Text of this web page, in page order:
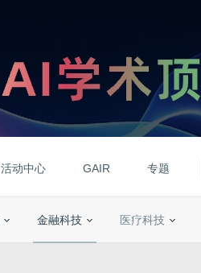
活动中心 GAIR 专题
金融科技 医疗科技